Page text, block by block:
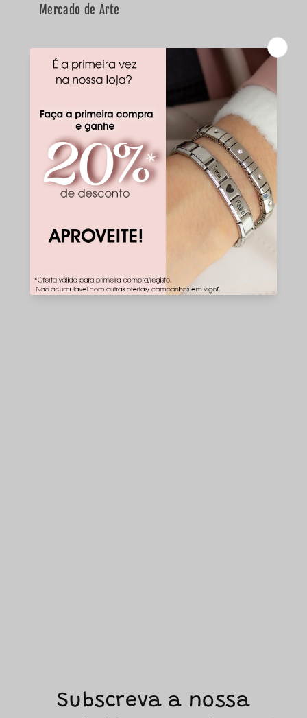
Mercado de Arte
Subscreva a nossa